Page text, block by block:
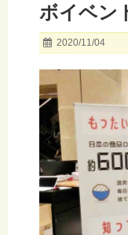
ボイベン
2020/11/04